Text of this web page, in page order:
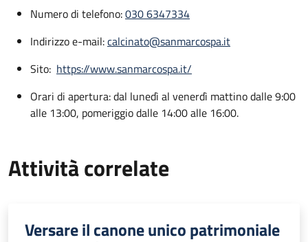
Numero di telefono:030 6347334
Indirizzo e-mail:calcinato@sanmarcospa.it
Sito: https://www.sanmarcospa.it/
Orari di apertura: dal lunedì al venerdì mattino dalle 9:00
alle 13:00, pomeriggio dalle 14:00 alle 16:00.
Attività correlate
Versare il canone unico patrimoniale